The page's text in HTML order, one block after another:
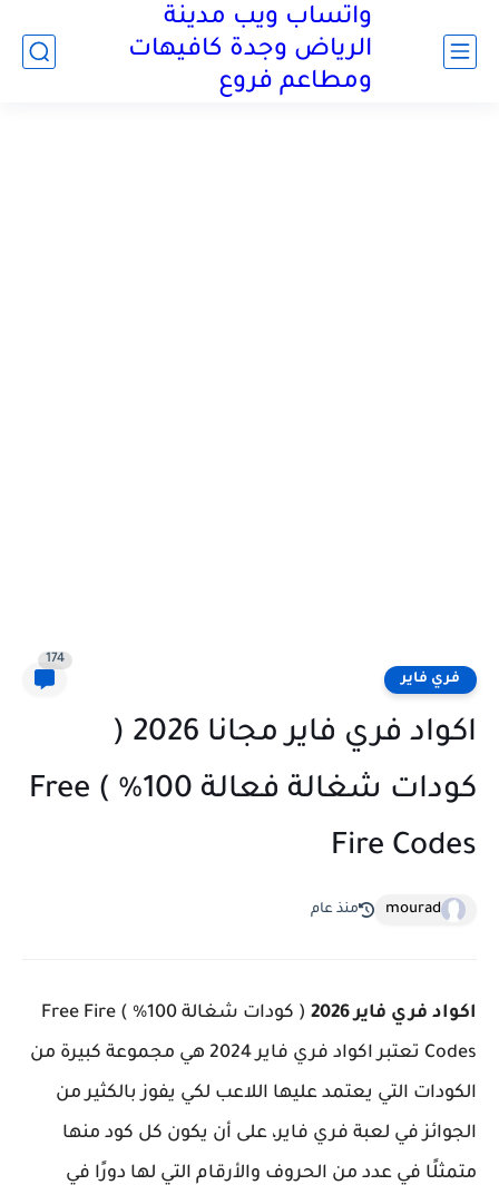
واتساب ويب مدينة
الرياض وجدة كافيهات
ومطاعم فروع
فري فاير
174
اكواد فري فاير مجانا 2026 (
كودات شغالة فعالة 100% ) Free
Fire Codes
mourad منذ عام
اكواد فري فاير 2026
( كودات شغالة 100% ) Free Fire
Codes تعتبر اكواد فري فاير 2024 هي مجموعة كبيرة من
الكودات التي يعتمد عليها اللاعب لكي يفوز بالكثير من
الجوائز في لعبة فري فاير، على أن يكون كل كود منها
متمثلًا في عدد من الحروف والأرقام التي لها دورًا في